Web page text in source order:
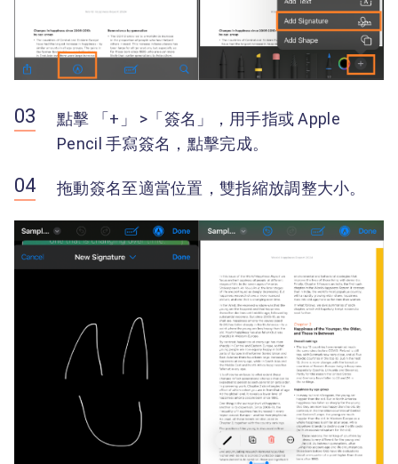
點擊 「+」 >「簽名」，用手指或 Apple
Pencil 手寫簽名，點擊完成。
拖動簽名至適當位置，雙指縮放調整大小。